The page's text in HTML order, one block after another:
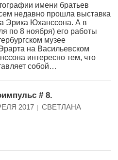
имени братьев
недавно прошла выставка
Эрика Юханссона. А в
по 8 ноября) его работы
музее
на Васильевском
интересно тем, что
собой…
# 8.
2017 СВЕТЛАНА